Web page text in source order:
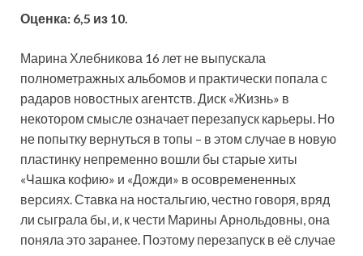
Оценка: 6,5 из 10.
Марина Хлебникова 16 лет не выпускала
полнометражных альбомов и практически попала с
радаров новостных агентств. Диск «Жизнь» в
некотором смысле означает перезапуск карьеры. Но
не попытку вернуться в топы – в этом случае в новую
пластинку непременно вошли бы старые хиты
«Чашка кофию» и «Дожди» в осовремененных
версиях. Ставка на ностальгию, честно говоря, вряд
ли сыграла бы, и, к чести Марины Арнольдовны, она
поняла это заранее. Поэтому перезапуск в её случае